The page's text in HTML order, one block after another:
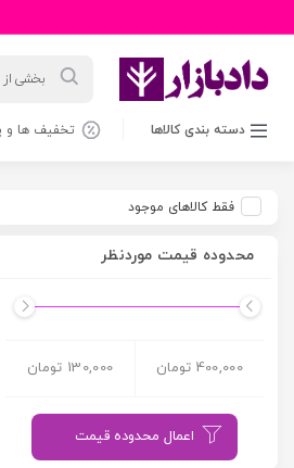
محصولات
دسته بندی کالاها تخفیف ها و
فقط کالاهای موجود
محدوده قیمت موردنظر
130,000 تومان 400,000 تومان
اعمال محدوده قیمت